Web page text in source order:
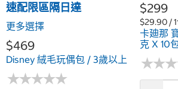
速配限區隔日達
更多選擇
$469
Disney 絨毛玩偶包 / 3歲以上
★★★★★
★★★★★
$299
$29.90 /
卡廸那
克 X 10
★★★
★★★